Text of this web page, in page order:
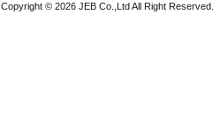
Copyright © 2026 JEB Co.,Ltd All Right Reserved.